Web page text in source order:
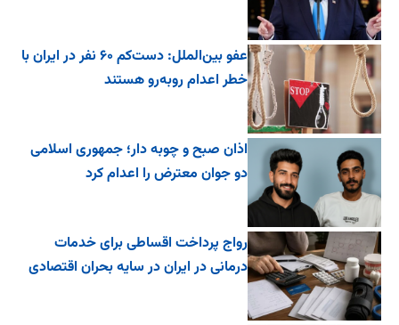
عفو بین‌الملل: دست‌کم ۶۰ نفر در ایران با
خطر اعدام روبه‌رو هستند
اذان صبح و چوبه دار؛ جمهوری اسلامی
دو جوان معترض را اعدام کرد
رواج پرداخت اقساطی برای خدمات
درمانی در ایران در سایه بحران اقتصادی